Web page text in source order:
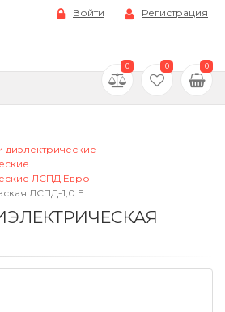
Войти Регистрация
0 0 0
диэлектрические
ЛСПД Евро
ЛСПД-1,0 Е